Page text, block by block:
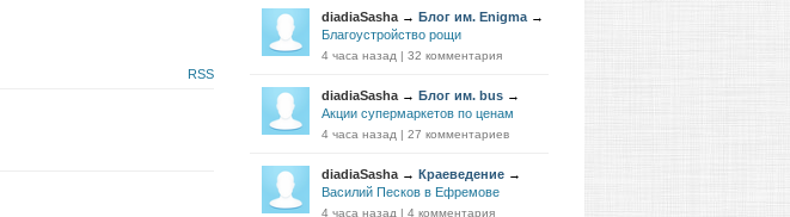
RSS
diadiaSasha → Блог им. Enigma →
Благоустройство рощи
4 часа назад | 32 комментария
diadiaSasha → Блог им. bus →
Акции супермаркетов по ценам
4 часа назад | 27 комментариев
diadiaSasha → Краеведение →
Василий Песков в Ефремове
4 часа назад | 4 комментария